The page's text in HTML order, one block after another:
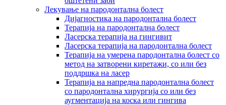
Лекување на пародонтална болест
Дијагностика на пародонтална болест
Терапија на пародонтална болест
Ласерска терапија на гингивит
Ласерска терапија на пародoнтална болест
Терапија на умерена пародонтална болест со
метод на затворени киретажи, со или без
поддршка на ласер
Терапија на напредна пародонтална болест
со пародонтална хирургија со или без
аугментација на коска или гингива